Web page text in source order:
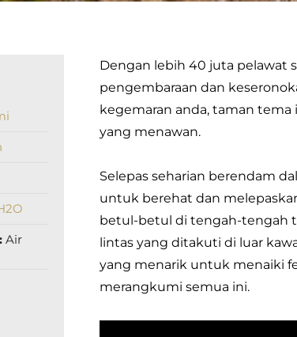
Air
Dengan lebih 40 juta pelawat
pengembaraan dan
kegemaran anda, taman
yang menawan.
Selepas seharian berendam
untuk berehat dan
betul-betul di tengah-tengah
lintas yang ditakuti di luar
yang menarik untuk menaiki
merangkumi semua ini.